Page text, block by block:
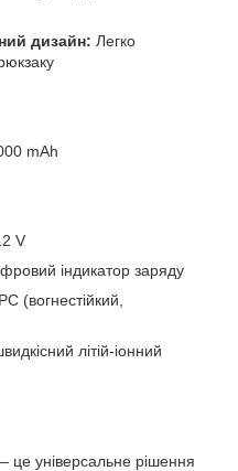
дизайн: Легко
mAh
V
індикатор заряду
(вогнестійкий,
літій-іонний
це універсальне рішення